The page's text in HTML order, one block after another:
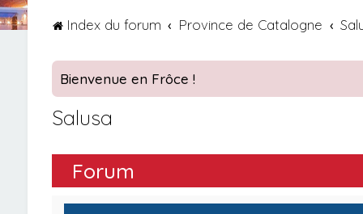
Index du forum Province de Catalogne
Bienvenue en Frôce !
Salusa
Forum